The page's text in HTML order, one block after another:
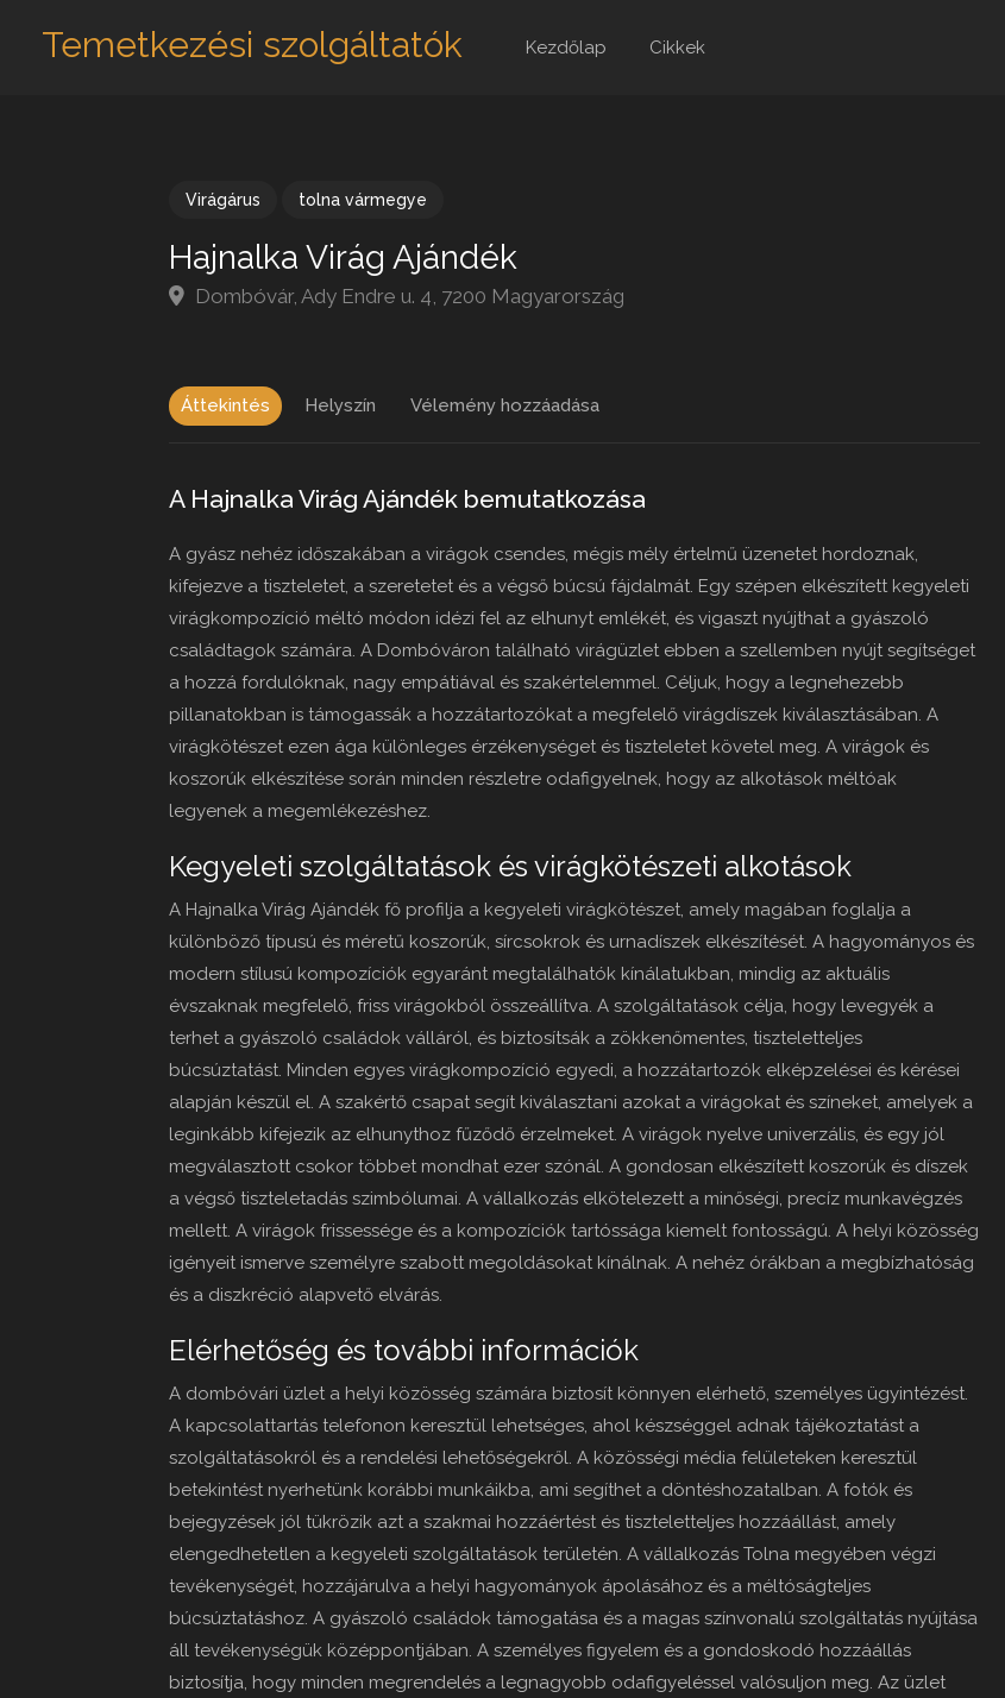
Temetkezési szolgáltatók Kezdőlap Cikkek
Virágárus tolna vármegye
Hajnalka Virág Ajándék
Dombóvár, Ady Endre u. 4, 7200 Magyarország
Áttekintés Helyszín Vélemény hozzáadása
A Hajnalka Virág Ajándék bemutatkozása
A gyász nehéz időszakában a virágok csendes, mégis mély értelmű üzenetet hordoznak,
kifejezve a tiszteletet, a szeretetet és a végső búcsú fájdalmát. Egy szépen elkészített kegyeleti
virágkompozíció méltó módon idézi fel az elhunyt emlékét, és vigaszt nyújthat a gyászoló
családtagok számára. A Dombóváron található virágüzlet ebben a szellemben nyújt segítséget
a hozzá fordulóknak, nagy empátiával és szakértelemmel. Céljuk, hogy a legnehezebb
pillanatokban is támogassák a hozzátartozókat a megfelelő virágdíszek kiválasztásában. A
virágkötészet ezen ága különleges érzékenységet és tiszteletet követel meg. A virágok és
koszorúk elkészítése során minden részletre odafigyelnek, hogy az alkotások méltóak
legyenek a megemlékezéshez.
Kegyeleti szolgáltatások és virágkötészeti alkotások
A Hajnalka Virág Ajándék fő profilja a kegyeleti virágkötészet, amely magában foglalja a
különböző típusú és méretű koszorúk, sírcsokrok és urnadíszek elkészítését. A hagyományos és
modern stílusú kompozíciók egyaránt megtalálhatók kínálatukban, mindig az aktuális
évszaknak megfelelő, friss virágokból összeállítva. A szolgáltatások célja, hogy levegyék a
terhet a gyászoló családok válláról, és biztosítsák a zökkenőmentes, tiszteletteljes
búcsúztatást. Minden egyes virágkompozíció egyedi, a hozzátartozók elképzelései és kérései
alapján készül el. A szakértő csapat segít kiválasztani azokat a virágokat és színeket, amelyek a
leginkább kifejezik az elhunythoz fűződő érzelmeket. A virágok nyelve univerzális, és egy jól
megválasztott csokor többet mondhat ezer szónál. A gondosan elkészített koszorúk és díszek
a végső tiszteletadás szimbólumai. A vállalkozás elkötelezett a minőségi, precíz munkavégzés
mellett. A virágok frissessége és a kompozíciók tartóssága kiemelt fontosságú. A helyi közösség
igényeit ismerve személyre szabott megoldásokat kínálnak. A nehéz órákban a megbízhatóság
és a diszkréció alapvető elvárás.
Elérhetőség és további információk
A dombóvári üzlet a helyi közösség számára biztosít könnyen elérhető, személyes ügyintézést.
A kapcsolattartás telefonon keresztül lehetséges, ahol készséggel adnak tájékoztatást a
szolgáltatásokról és a rendelési lehetőségekről. A közösségi média felületeken keresztül
betekintést nyerhetünk korábbi munkáikba, ami segíthet a döntéshozatalban. A fotók és
bejegyzések jól tükrözik azt a szakmai hozzáértést és tiszteletteljes hozzáállást, amely
elengedhetetlen a kegyeleti szolgáltatások területén. A vállalkozás Tolna megyében végzi
tevékenységét, hozzájárulva a helyi hagyományok ápolásához és a méltóságteljes
búcsúztatáshoz. A gyászoló családok támogatása és a magas színvonalú szolgáltatás nyújtása
áll tevékenységük középpontjában. A személyes figyelem és a gondoskodó hozzáállás
biztosítja, hogy minden megrendelés a legnagyobb odafigyeléssel valósuljon meg. Az üzlet